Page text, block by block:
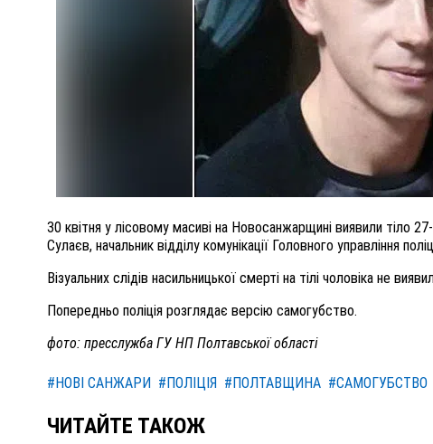
30 квітня у лісовому масиві на Новосанжарщині виявили тіло
Сулаєв, начальник відділу комунікації Головного управління
Візуальних слідів насильницької смерті на тілі чоловіка не
Попередньо поліція розглядає версію самогубство.
фото: пресслужба ГУ НП Полтавської області
#НОВІ САНЖАРИ #ПОЛІЦІЯ #ПОЛТАВЩИНА #САМОГУБСТВО
ЧИТАЙТЕ ТАКОЖ
ПОЛІЦІЯ ПОЛТАВЩИНИ РОЗШУКУЄ 62-РІЧНУ